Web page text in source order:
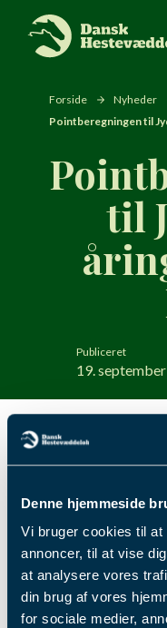
Denne hjemmeside
Vi bruger cookies til
annoncer, til at vise
at analysere vores
din brug af vores
for sociale medier,
Forside
Nyheder
Pointberegningen til
til
Publiceret
19.
DH Sport har
til Jydsk 2-årings
søndag den 29.
2-årige travheste
var 28 heste
Se